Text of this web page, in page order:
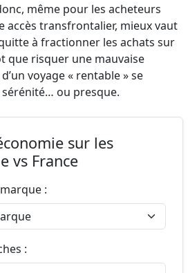
même pour les acheteurs
accès transfrontalier, mieux vaut
à fractionner les achats sur
que risquer une mauvaise
voyage « rentable » se
ou presque.
sur les
vs France
:
: